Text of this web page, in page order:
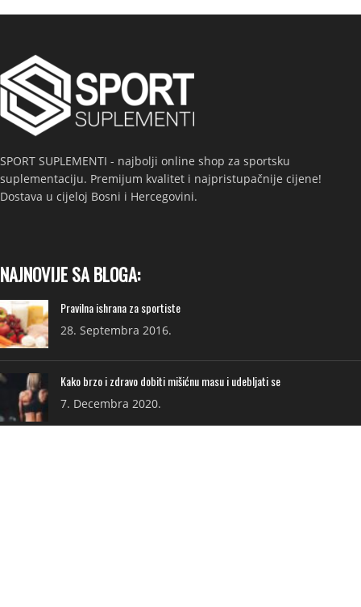
SPORT SUPLEMENTI - najbolji online shop za sportsku
suplementaciju. Premijum kvalitet i najpristupačnije cijene!
Dostava u cijeloj Bosni i Hercegovini.
NAJNOVIJE SA BLOGA:
Pravilna ishrana za sportiste
28. Septembra 2016.
Kako brzo i zdravo dobiti mišićnu masu i udebljati se
7. Decembra 2020.